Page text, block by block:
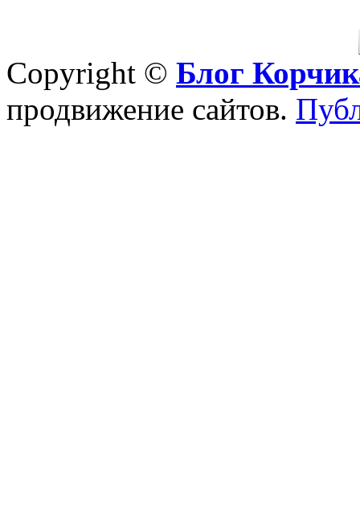
Copyright © Блог
продвижение сайтов.